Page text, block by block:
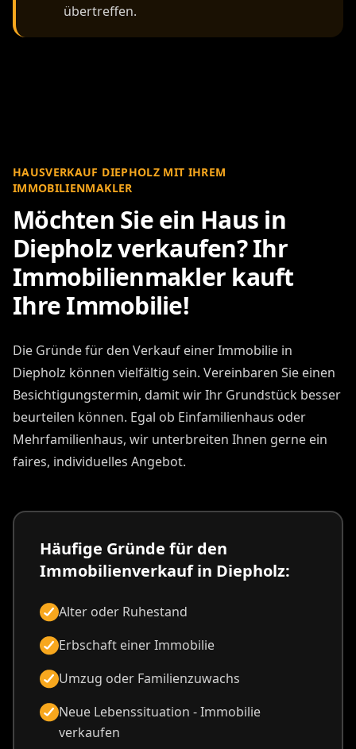
übertreffen.
HAUSVERKAUF DIEPHOLZ MIT IHREM
IMMOBILIENMAKLER
Möchten Sie ein Haus in
Diepholz verkaufen? Ihr
Immobilienmakler kauft
Ihre Immobilie!
Die Gründe für den Verkauf einer Immobilie in
Diepholz können vielfältig sein. Vereinbaren Sie einen
Besichtigungstermin, damit wir Ihr Grundstück besser
beurteilen können. Egal ob Einfamilienhaus oder
Mehrfamilienhaus, wir unterbreiten Ihnen gerne ein
faires, individuelles Angebot.
Häufige Gründe für den
Immobilienverkauf in Diepholz:
Alter oder Ruhestand
Erbschaft einer Immobilie
Umzug oder Familienzuwachs
Neue Lebenssituation - Immobilie
verkaufen